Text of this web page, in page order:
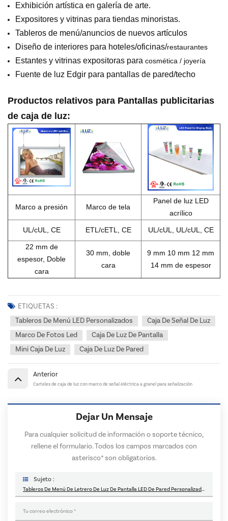
Exhibición artística en galería de arte.
Expositores y vitrinas para tiendas minoristas.
Tableros de menú/anuncios de nuevos artículos
Diseño de interiores para hoteles/oficinas/restaurantes
Estantes y vitrinas expositoras para cosmética / joyería
Fuente de luz Edgir para pantallas de pared/techo
Productos relativos para Pantallas publicitarias
de caja de luz:
Marco a presión Marco de tela
Panel de luz LED
acrílico
UL/cUL, CE ETL/cETL, CE UL/cUL, UL/cUL, CE
22 mm de
espesor, Doble
cara
30 mm, doble
cara
9 mm 10 mm 12 mm
14 mm de espesor
ETIQUETAS :
Tableros De Menú LED Personalizados
Caja De Señal De Luz
Marco De Fotos Led
Caja De Luz De Pantalla
Mini Caja De Luz
Caja De Luz De Pared
Anterior
Carteles de caja de luz con marco de señal eléctrica a granel para señalización
Dejar Un Mensaje
Para cualquier solicitud de información o soporte técnico,
rellene el formulario. Todos los campos marcados con
asterisco* son obligatorios.
Sujeto :
Tableros De Menú De Letrero De Luz De Pantalla LED De Pared Personalizados Mini